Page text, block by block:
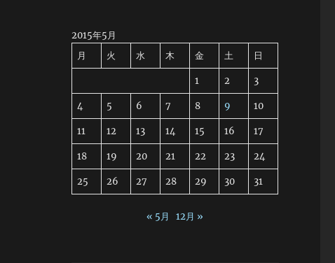
2015年5月
月
火 水 木 金 土 日
1 2 3
4 5 6 7 8 9 10
11 12 13 14 15 16 17
18 19 20 21 22 23 24
25 26 27 28 29 30 31
« 5月 12月 »